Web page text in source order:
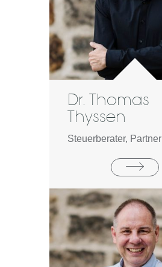
Dr. Thomas
Thyssen
Steuerberater, Partner